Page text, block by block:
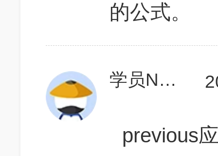
的公式。
学员NvCdrn
previous